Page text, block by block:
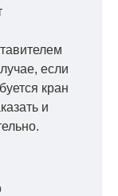
если
кран
и